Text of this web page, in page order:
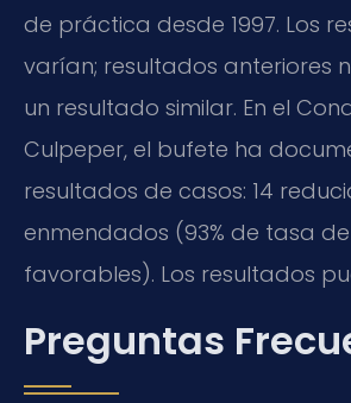
de práctica desde 1997. Los
varían; resultados anteriores
un resultado similar. En el
Culpeper, el bufete ha
resultados de casos: 14
enmendados (93% de tasa
favorables). Los resultados
Preguntas